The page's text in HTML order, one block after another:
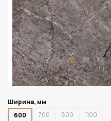
Ширина, мм
600
700 800
1100